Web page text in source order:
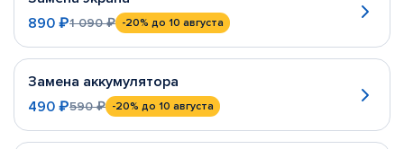
890 ₽1 090 ₽ -20% до 10 августа
Замена аккумулятора
490 ₽590 ₽ -20% до 10 августа